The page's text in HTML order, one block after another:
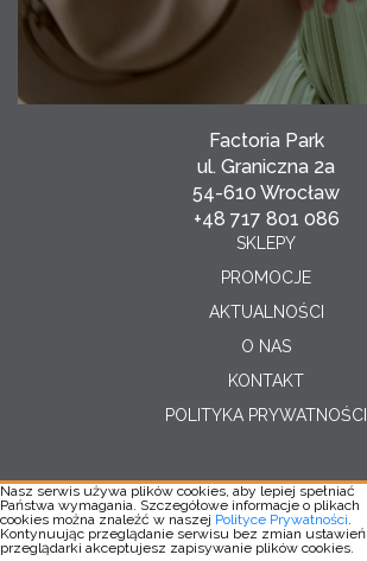
Factoria Park
ul. Graniczna 2a
54-610 Wrocław
+48 717 801 086
SKLEPY
PROMOCJE
AKTUALNOŚCI
O NAS
KONTAKT
POLITYKA PRYWATNOŚCI
Copyright © 2026
Realizacja:YC
Nasz serwis używa plików cookies, aby lepiej spełniać
Państwa wymagania. Szczegółowe informacje o plikach
cookies można znaleźć w naszej Polityce Prywatności.
Kontynuując przeglądanie serwisu bez zmian ustawień
przeglądarki akceptujesz zapisywanie plików cookies.